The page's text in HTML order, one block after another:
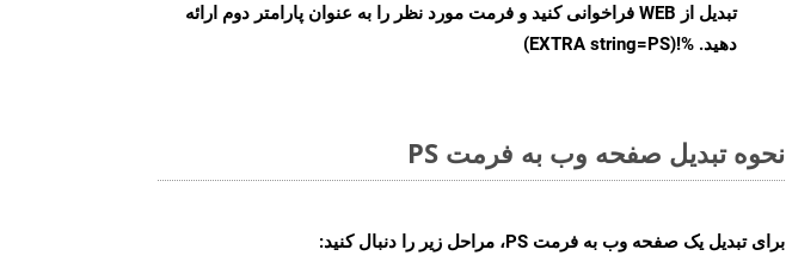
تبدیل از WEB فراخوانی کنید و فرمت مورد نظر را به عنوان پارامتر دوم ارائه
دهید. %!(EXTRA string=PS)
نحوه تبدیل صفحه وب به فرمت PS
برای تبدیل یک صفحه وب به فرمت PS، مراحل زیر را دنبال کنید: